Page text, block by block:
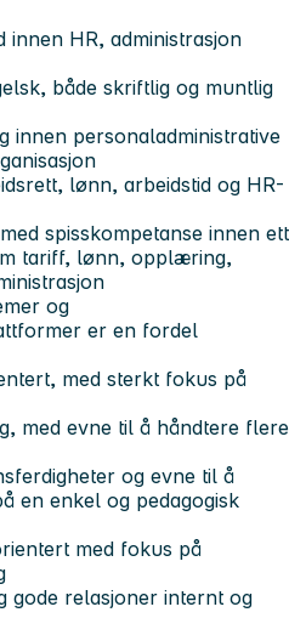
innen HR, administrasjon
både skriftlig og muntlig
innen personaladministrative
lønn, arbeidstid og HR-
spisskompetanse innen ett
tariff, lønn, opplæring,
og
er en fordel
med sterkt fokus på
med evne til å håndtere flere
og evne til å
en enkel og pedagogisk
med fokus på
gode relasjoner internt og